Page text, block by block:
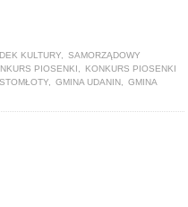
KULTURY, SAMORZĄDOWY
PIOSENKI,
KONKURS PIOSENKI
, GMINA UDANIN, GMINA